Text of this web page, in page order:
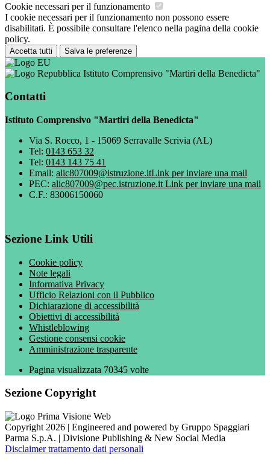
Cookie necessari per il funzionamento
I cookie necessari per il funzionamento non possono essere
disabilitati. È possibile consultare l'elenco nella pagina della cookie
policy.
Accetta tutti Salva le preferenze
Istituto Comprensivo "Martiri della Benedicta"
Contatti
Istituto Comprensivo "Martiri della Benedicta"
Via S. Rocco, 1 - 15069 Serravalle Scrivia (AL)
Tel: 0143 653 32
Tel: 0143 143 75 41
Email: alic807009@istruzione.itLink per inviare una mail
PEC: alic807009@pec.istruzione.it Link per inviare una mail
C.F.: 83006150060
Sezione Link Utili
Cookie policy
Note legali
Informativa Privacy
Ufficio Relazioni con il Pubblico
Dichiarazione di accessibilità
Obiettivi di accessibilità
Whistleblowing
Gestione consensi cookie
Amministrazione trasparente
Pagina visualizzata 70345 volte
Sezione Copyright
Copyright 2026 | Engineered and powered by Gruppo Spaggiari
Parma S.p.A. | Divisione Publishing & New Social Media
Disclaimer trattamento dati personali